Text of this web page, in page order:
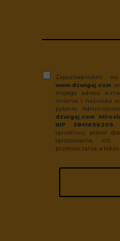
Zapoznałem/am
www.dzwigaj.com
mojego adresu e-
imienia i nazwiska
pytanie.
dzwigaj.com
NIP 5841696209 .
sprzeciwu, prawo
sprostowania,
przetwarzania, a